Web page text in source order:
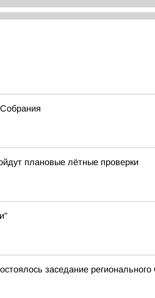
плановые лётные проверки
заседание